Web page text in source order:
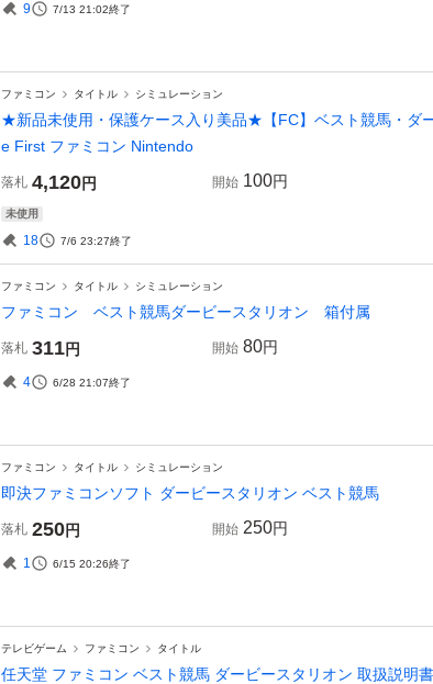
9 7/13 21:02終了
ファミコン タイトル シミュレーション
★新品未使用・保護ケース入り美品★【FC】ベスト競馬・ダ
e First ファミコン Nintendo
落札 4,120円 開始 100円
未使用
18 7/6 23:27終了
ファミコン タイトル シミュレーション
ファミコン ベスト競馬ダービースタリオン 箱付属
落札 311円 開始 80円
4 6/28 21:07終了
ファミコン タイトル シミュレーション
即決ファミコンソフト ダービースタリオン ベスト競馬
落札 250円 開始 250円
1 6/15 20:26終了
テレビゲーム ファミコン タイトル
任天堂 ファミコン ベスト競馬 ダービースタリオン 取扱説明